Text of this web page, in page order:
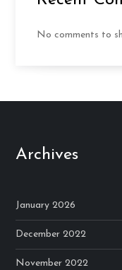
No comments to
Archives
January 2026
December 2022
November 2022